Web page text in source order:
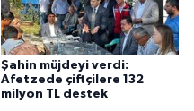
Şahin müjdeyi verdi:
Afetzede çiftçilere 132
milyon TL destek